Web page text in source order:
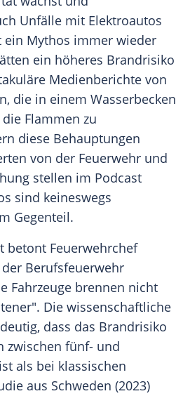
Unfälle mit Elektroautos
ein Mythos immer wieder
ein höheres Brandrisiko
Medienberichte von
die in einem Wasserbecken
Flammen zu
diese Behauptungen
von der Feuerwehr und
stellen im Podcast
sind keineswegs
Gegenteil.
betont Feuerwehrchef
Berufsfeuerwehr
Fahrzeuge brennen nicht
Die wissenschaftliche
dass das Brandrisiko
zwischen fünf- und
als bei klassischen
aus Schweden (2023)